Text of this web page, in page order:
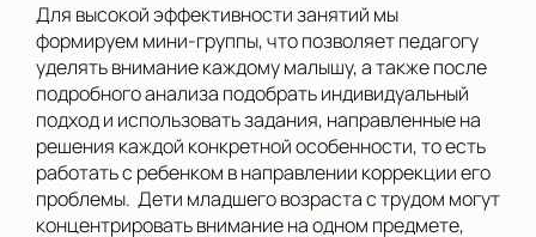
Для высокой эффективности занятий мы
формируем мини-группы, что позволяет педагогу
уделять внимание каждому малышу, а также после
подробного анализа подобрать индивидуальный
подход и использовать задания, направленные на
решения каждой конкретной особенности, то есть
работать с ребенком в направлении коррекции его
проблемы. Дети младшего возраста с трудом могут
концентрировать внимание на одном предмете,